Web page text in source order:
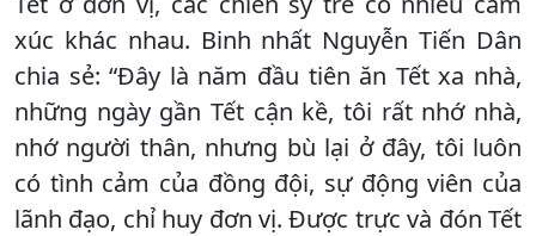
xúc khác nhau. Binh nhất Nguyễn Tiến Dân
chia sẻ: “Đây là năm đầu tiên ăn Tết xa nhà,
những ngày gần Tết cận kề, tôi rất nhớ nhà,
nhớ người thân, nhưng bù lại ở đây, tôi luôn
có tình cảm của đồng đội, sự động viên của
lãnh đạo, chỉ huy đơn vị. Được trực và đón Tết